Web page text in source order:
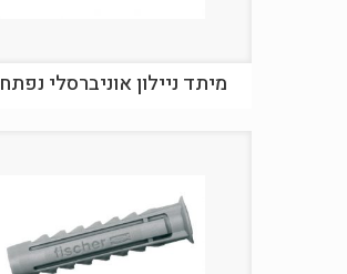
מיתד ניילון אוניברסלי נפתח FU